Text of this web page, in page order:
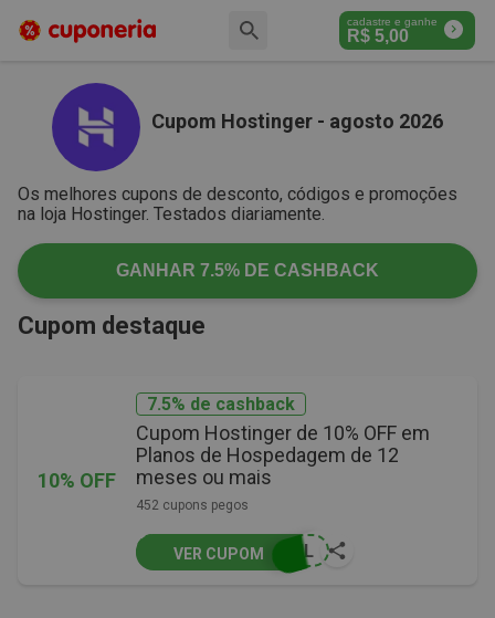
cadastre e ganhe
R$ 5,00
Cupom Hostinger - agosto 2026
Os melhores cupons de desconto, códigos e promoções
na loja Hostinger. Testados diariamente.
GANHAR 7.5% DE CASHBACK
Cupom destaque
10% OFF
7.5% de cashback
Cupom Hostinger de 10% OFF em
Planos de Hospedagem de 12
meses ou mais
452 cupons pegos
SIL
VER CUPOM